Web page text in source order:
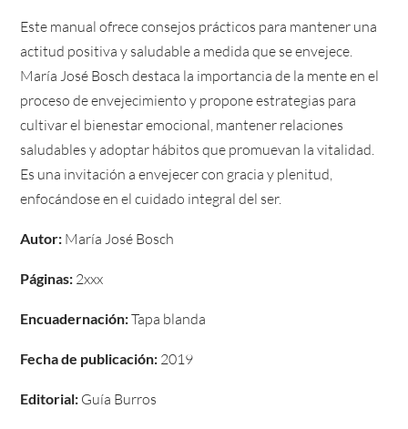
Este manual ofrece consejos prácticos para mantener una
actitud positiva y saludable a medida que se envejece.
María José Bosch destaca la importancia de la mente en el
proceso de envejecimiento y propone estrategias para
cultivar el bienestar emocional, mantener relaciones
saludables y adoptar hábitos que promuevan la vitalidad.
Es una invitación a envejecer con gracia y plenitud,
enfocándose en el cuidado integral del ser.
Autor: María José Bosch
Páginas: 2xxx
Encuadernación:Tapa blanda
Fecha de publicación: 2019
Editorial: Guía Burros